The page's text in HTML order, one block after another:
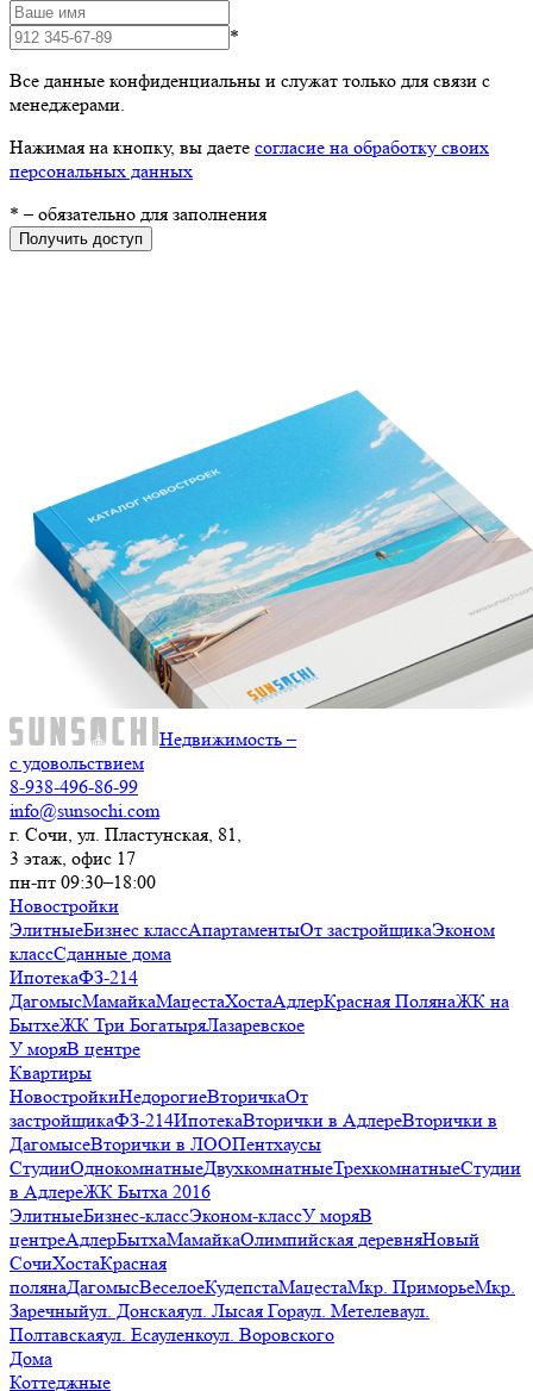
*
Все данные конфиденциальны и служат только для связи с
менеджерами.
Нажимая на кнопку, вы даете согласие на обработку своих
персональных данных
* – обязательно для заполнения
Получить доступ
Недвижимость –
с удовольствием
8-938-496-86-99
info@sunsochi.com
г. Сочи, ул. Пластунская, 81,
3 этаж, офис 17
пн-пт 09:30–18:00
Новостройки
ЭлитныеБизнес классАпартаментыОт застройщикаЭконом
классСданные дома
ИпотекаФЗ-214
ДагомысМамайкаМацестаХостаАдлерКрасная ПолянаЖК на
БытхеЖК Три БогатыряЛазаревское
У моряВ центре
Квартиры
НовостройкиНедорогиеВторичкаОт
застройщикаФЗ-214ИпотекаВторички в АдлереВторички в
ДагомысеВторички в ЛООПентхаусы
СтудииОднокомнатныеДвухкомнатныеТрехкомнатныеСтудии
в АдлереЖК Бытха 2016
ЭлитныеБизнес-классЭконом-классУ моряВ
центреАдлерБытхаМамайкаОлимпийская деревняНовый
СочиХостаКрасная
полянаДагомысВеселоеКудепстаМацестаМкр. ПриморьеМкр.
Заречныйул. Донскаяул. Лысая Гораул. Метелеваул.
Полтавскаяул. Есауленкоул. Воровского
Дома
Коттеджные